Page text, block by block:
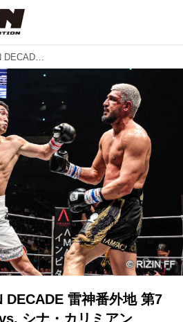
【試合結果】RIZIN DECADE 雷神番外地 第7試合／安保瑠輝也 vs. シナ・カリミアン
DECADE 雷神番外地 第7
シナ・カリミアン